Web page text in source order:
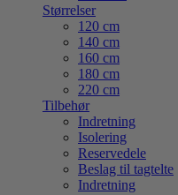
Størrelser
120 cm
140 cm
160 cm
180 cm
220 cm
Tilbehør
Indretning
Isolering
Reservedele
Beslag til tagtelte
Indretning